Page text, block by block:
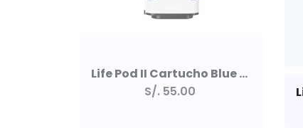
Life Pod II Cartucho Blue Strawberry Cake 10000 Puffs 5% Saltnic
S/. 55.00